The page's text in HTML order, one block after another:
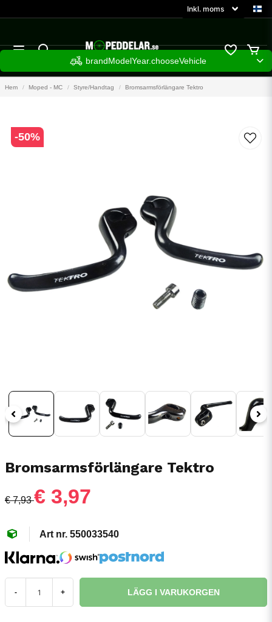
brandModelYear.chooseVehicle
Hem Moped - MC Styre/Handtag Bromsarmsförlängare Tektro
-50%
Bromsarmsförlängare Tektro
€ 7,93€ 3,97
550033540
- + LÄGG I VARUKORGEN